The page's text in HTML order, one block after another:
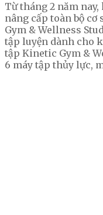
Từ tháng 2 năm
nâng cấp toàn bộ
Gym & Wellness
tập luyện dành cho
tập Kinetic Gym &
6 máy tập thủy lực,